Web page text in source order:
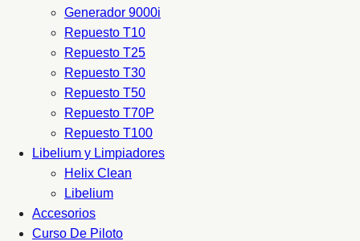
Generador 9000i
Repuesto T10
Repuesto T25
Repuesto T30
Repuesto T50
Repuesto T70P
Repuesto T100
Libelium y Limpiadores
Helix Clean
Libelium
Accesorios
Curso De Piloto